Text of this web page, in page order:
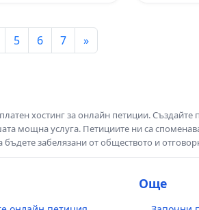
5 6 7 »
хостинг за онлайн петиции.
мощна услуга. Петициите ни са
бъдете забелязани от обществото и
Още